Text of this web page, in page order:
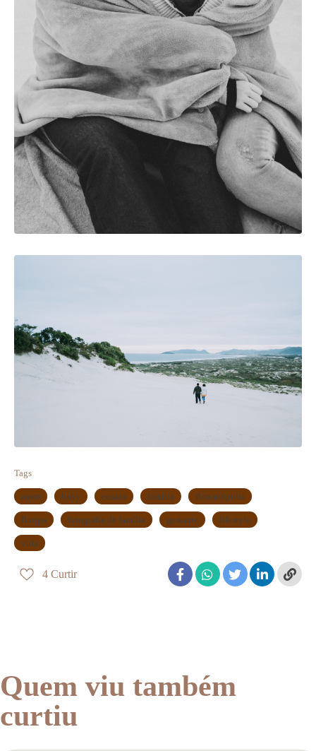
Tags
amor baby ensaio família florianópolis
floripa fotografia de família gestante lifestyle
vida
4 Curtir
Quem viu também
curtiu